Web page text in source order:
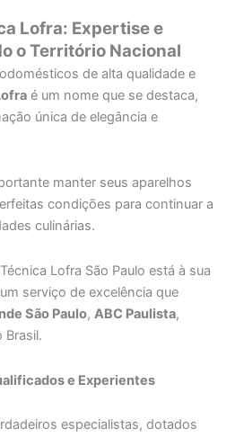
Lofra: Expertise e
o Território Nacional
de alta qualidade e
é um nome que se destaca,
única de elegância e
manter seus aparelhos
condições para continuar a
culinárias.
Lofra São Paulo está à sua
serviço de excelência que
São Paulo,ABC Paulista,
Brasil.
e Experientes
especialistas, dotados